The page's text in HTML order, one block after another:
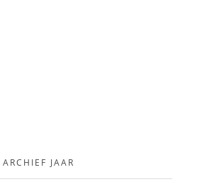
ARCHIEF JAAR